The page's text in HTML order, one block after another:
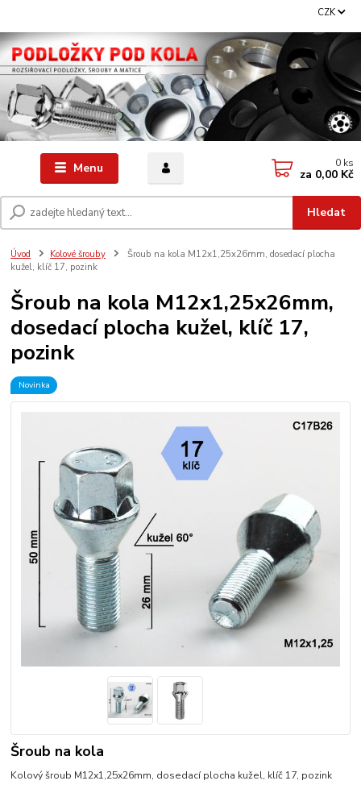
Menu
CZK
Hledat
0 ks
za 0,00 Kč
Úvod Kolové šrouby
Šroub na kola M12x1,25x26mm, dosedací plocha
kužel, klíč 17, pozink
Šroub na kola M12x1,25x26mm,
dosedací plocha kužel, klíč 17,
pozink
Novinka
Šroub na kola
Kolový šroub M12x1,25x26mm, dosedací plocha kužel, klíč 17, pozink